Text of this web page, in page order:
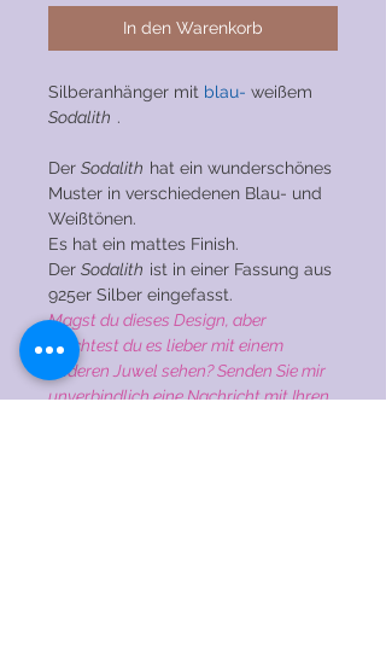
In den Warenkorb
Silberanhänger mit blau- weißem
Sodalith .
Der Sodalith hat ein wunderschönes
Muster in verschiedenen Blau- und
Weißtönen.
Es hat ein mattes Finish.
Der Sodalith ist in einer Fassung aus
925er Silber eingefasst.
Magst du dieses Design, aber
möchtest du es lieber mit einem
anderen Juwel sehen? Senden Sie mir
unverbindlich eine Nachricht mit Ihren